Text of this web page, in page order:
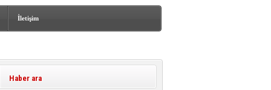
İletişim
Haber ara